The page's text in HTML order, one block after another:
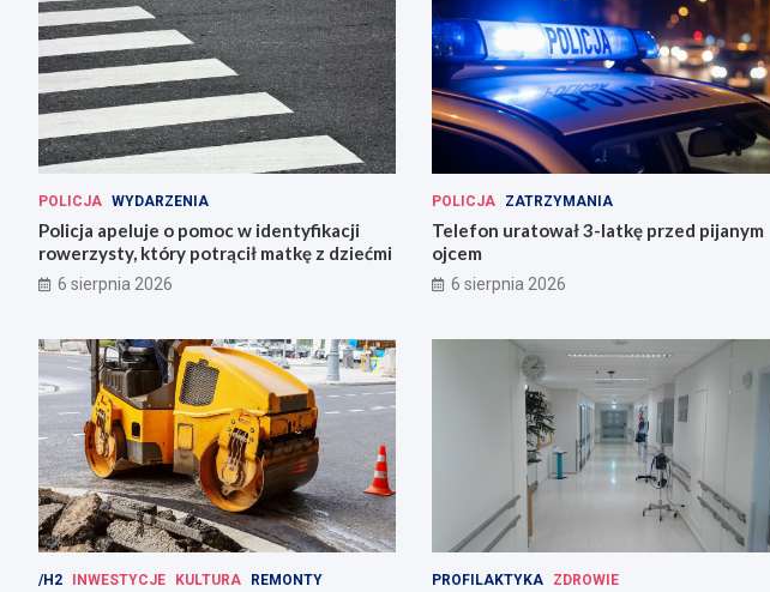
POLICJA WYDARZENIA
Policja apeluje o pomoc w identyfikacji
rowerzysty, który potrącił matkę z dziećmi
6 sierpnia 2026
POLICJA ZATRZYMANIA
Telefon uratował 3-latkę przed pijanym
ojcem
6 sierpnia 2026
/H2 INWESTYCJE KULTURA REMONTY PROFILAKTYKA ZDROWIE